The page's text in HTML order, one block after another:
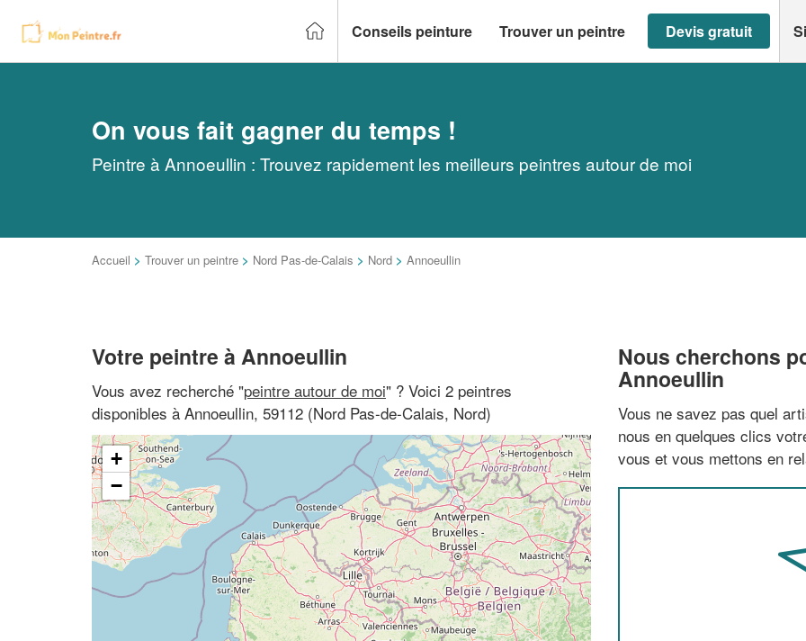
Conseils peinture Trouver un peintre Devis gratuit
On vous fait gagner du temps !
Peintre à Annoeullin : Trouvez rapidement les meilleurs peintres autour de moi
Accueil > Trouver un peintre > Nord Pas-de-Calais > Nord > Annoeullin
Votre peintre à Annoeullin
Vous avez recherché "peintre autour de moi" ? Voici 2 peintres
disponibles à Annoeullin, 59112 (Nord Pas-de-Calais, Nord)
+
−
Nous cherchons
Annoeullin
Vous ne savez pas quel
nous en quelques clics
vous et vous mettons en